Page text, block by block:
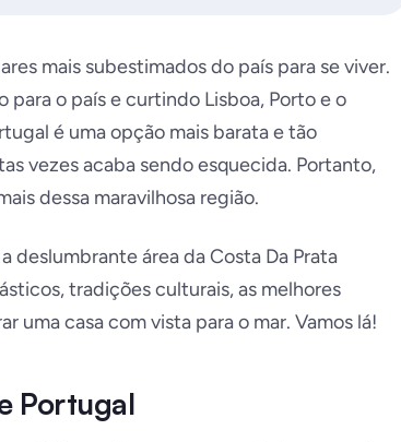
mais subestimados do país para se viver.
para o país e curtindo Lisboa, Porto e o
é uma opção mais barata e tão
vezes acaba sendo esquecida. Portanto,
dessa maravilhosa região.
deslumbrante área da Costa Da Prata
tradições culturais, as melhores
uma casa com vista para o mar. Vamos lá!
Portugal